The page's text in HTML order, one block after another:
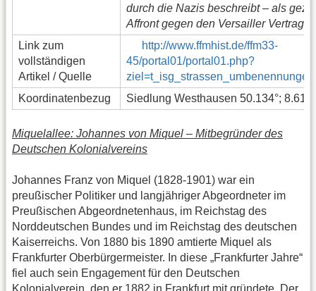
durch die Nazis beschreibt – als
Affront gegen den Versailler Vertrag.
Link zum
vollständigen
Artikel / Quelle
http://www.ffmhist.de/ffm33-
45/portal01/portal01.php?
Koordinatenbezug
Siedlung Westhausen 50.134°; 8.614°
Miquelallee: Johannes von Miquel – Mitbegründer des
Deutschen Kolonialvereins
Johannes Franz von Miquel (1828-1901) war ein
preußischer Politiker und langjähriger Abgeordneter im
Preußischen Abgeordnetenhaus, im Reichstag des
Norddeutschen Bundes und im Reichstag des deutschen
Kaiserreichs. Von 1880 bis 1890 amtierte Miquel als
Frankfurter Oberbürgermeister. In diese „Frankfurter Jahre“
fiel auch sein Engagement für den Deutschen
Kolonialverein, den er 1882 in Frankfurt mit gründete. Der